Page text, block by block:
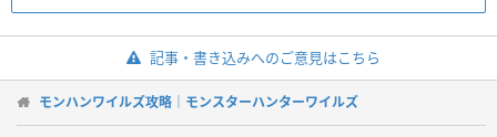
記事・書き込みへのご意見はこちら
モンハンワイルズ攻略｜モンスターハンターワイルズ